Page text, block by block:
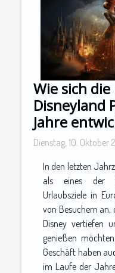
Wie sich
Disneyland
Jahre
Dienstag, 10. Oktober
In den letzten
als eines der
Urlaubsziele in
von Besuchern an,
Disney vertiefen
genießen
Geschäft haben
im Laufe der